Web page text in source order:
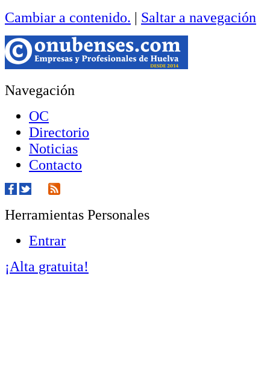
Cambiar a contenido. | Saltar a navegación
Navegación
OC
Directorio
Noticias
Contacto
Herramientas Personales
Entrar
¡Alta gratuita!